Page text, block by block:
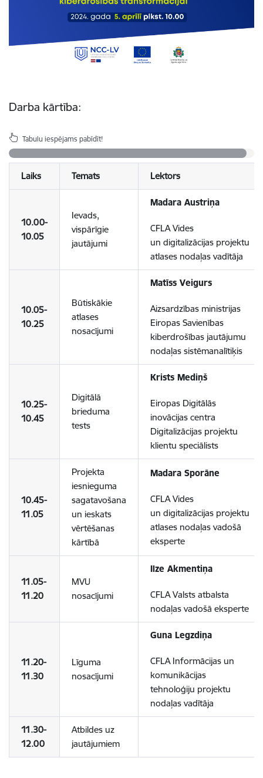
Darba kārtība:
Tabulu iespējams pabīdīt!
Laiks Temats Lektors
10.00-
10.05
Ievads,
vispārīgie
jautājumi
Madara Austriņa
CFLA Vides
un digitalizācijas projektu
atlases nodaļas vadītāja
10.05-
10.25
Būtiskākie
atlases
nosacījumi
Matīss Veigurs
Aizsardzības ministrijas
Eiropas Savienības
kiberdrošības jautājumu
nodaļas sistēmanalītiķis
10.25-
10.45
Digitālā
brieduma
tests
Krists Mediņš
Eiropas Digitālās
inovācijas centra
Digitalizācijas projektu
klientu speciālists
10.45-
11.05
Projekta
iesnieguma
sagatavošana
un ieskats
vērtēšanas
kārtībā
Madara Sporāne
CFLA Vides
un digitalizācijas projektu
atlases nodaļas vadošā
eksperte
11.05-
11.20
MVU
nosacījumi
Ilze Akmentiņa
CFLA Valsts atbalsta
nodaļas vadošā eksperte
11.20-
11.30
Līguma
nosacījumi
Guna Legzdiņa
CFLA Informācijas un
komunikācijas
tehnoloģiju projektu
nodaļas vadītāja
11.30-
12.00
Atbildes uz
jautājumiem